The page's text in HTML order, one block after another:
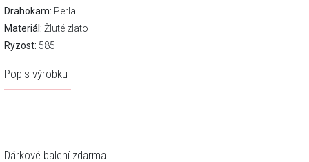
Drahokam: Perla
Materiál: Žluté zlato
Ryzost: 585
Popis výrobku
Dárkové balení zdarma